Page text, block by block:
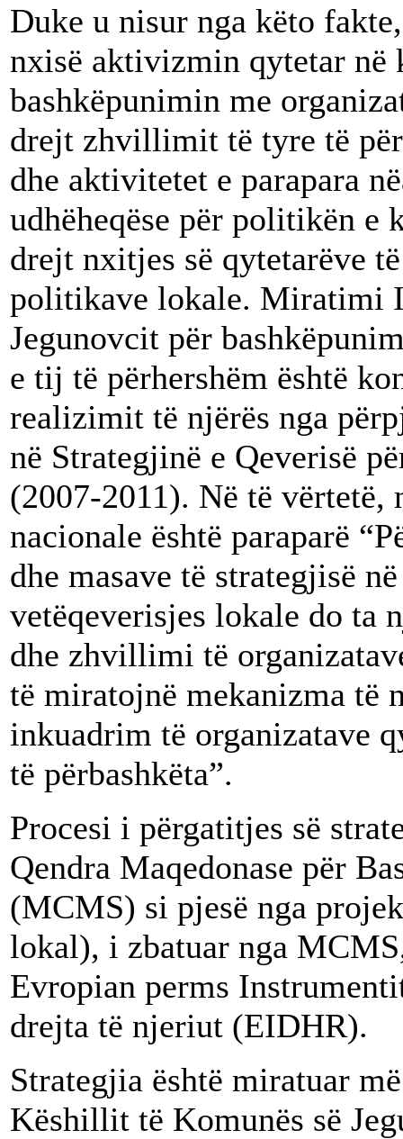
Duke u nisur nga këto
nxisë aktivizmin qytetar në
bashkëpunimin me
drejt zhvillimit të tyre të
dhe aktivitetet e parapara
udhëheqëse për politikën
drejt nxitjes së qytetarëve
politikave lokale. Miratimi I
Jegunovcit për
e tij të përhershëm është
realizimit të njërës nga
në Strategjinë e Qeverisë
(2007-2011). Në të vërtetë,
nacionale është paraparë
dhe masave të strategjisë
vetëqeverisjes lokale do ta
dhe zhvillimi të
të miratojnë mekanizma të
inkuadrim të organizatave
të përbashkëta”.
Procesi i përgatitjes së
Qendra Maqedonase për
(MCMS) si pjesë nga
lokal), i zbatuar nga
Evropian perms
drejta të njeriut (EIDHR).
Strategjia është miratuar
Këshillit të Komunës së